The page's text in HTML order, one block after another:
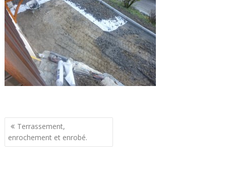
Navigation
de
Terrassement,
enrochement et enrobé.